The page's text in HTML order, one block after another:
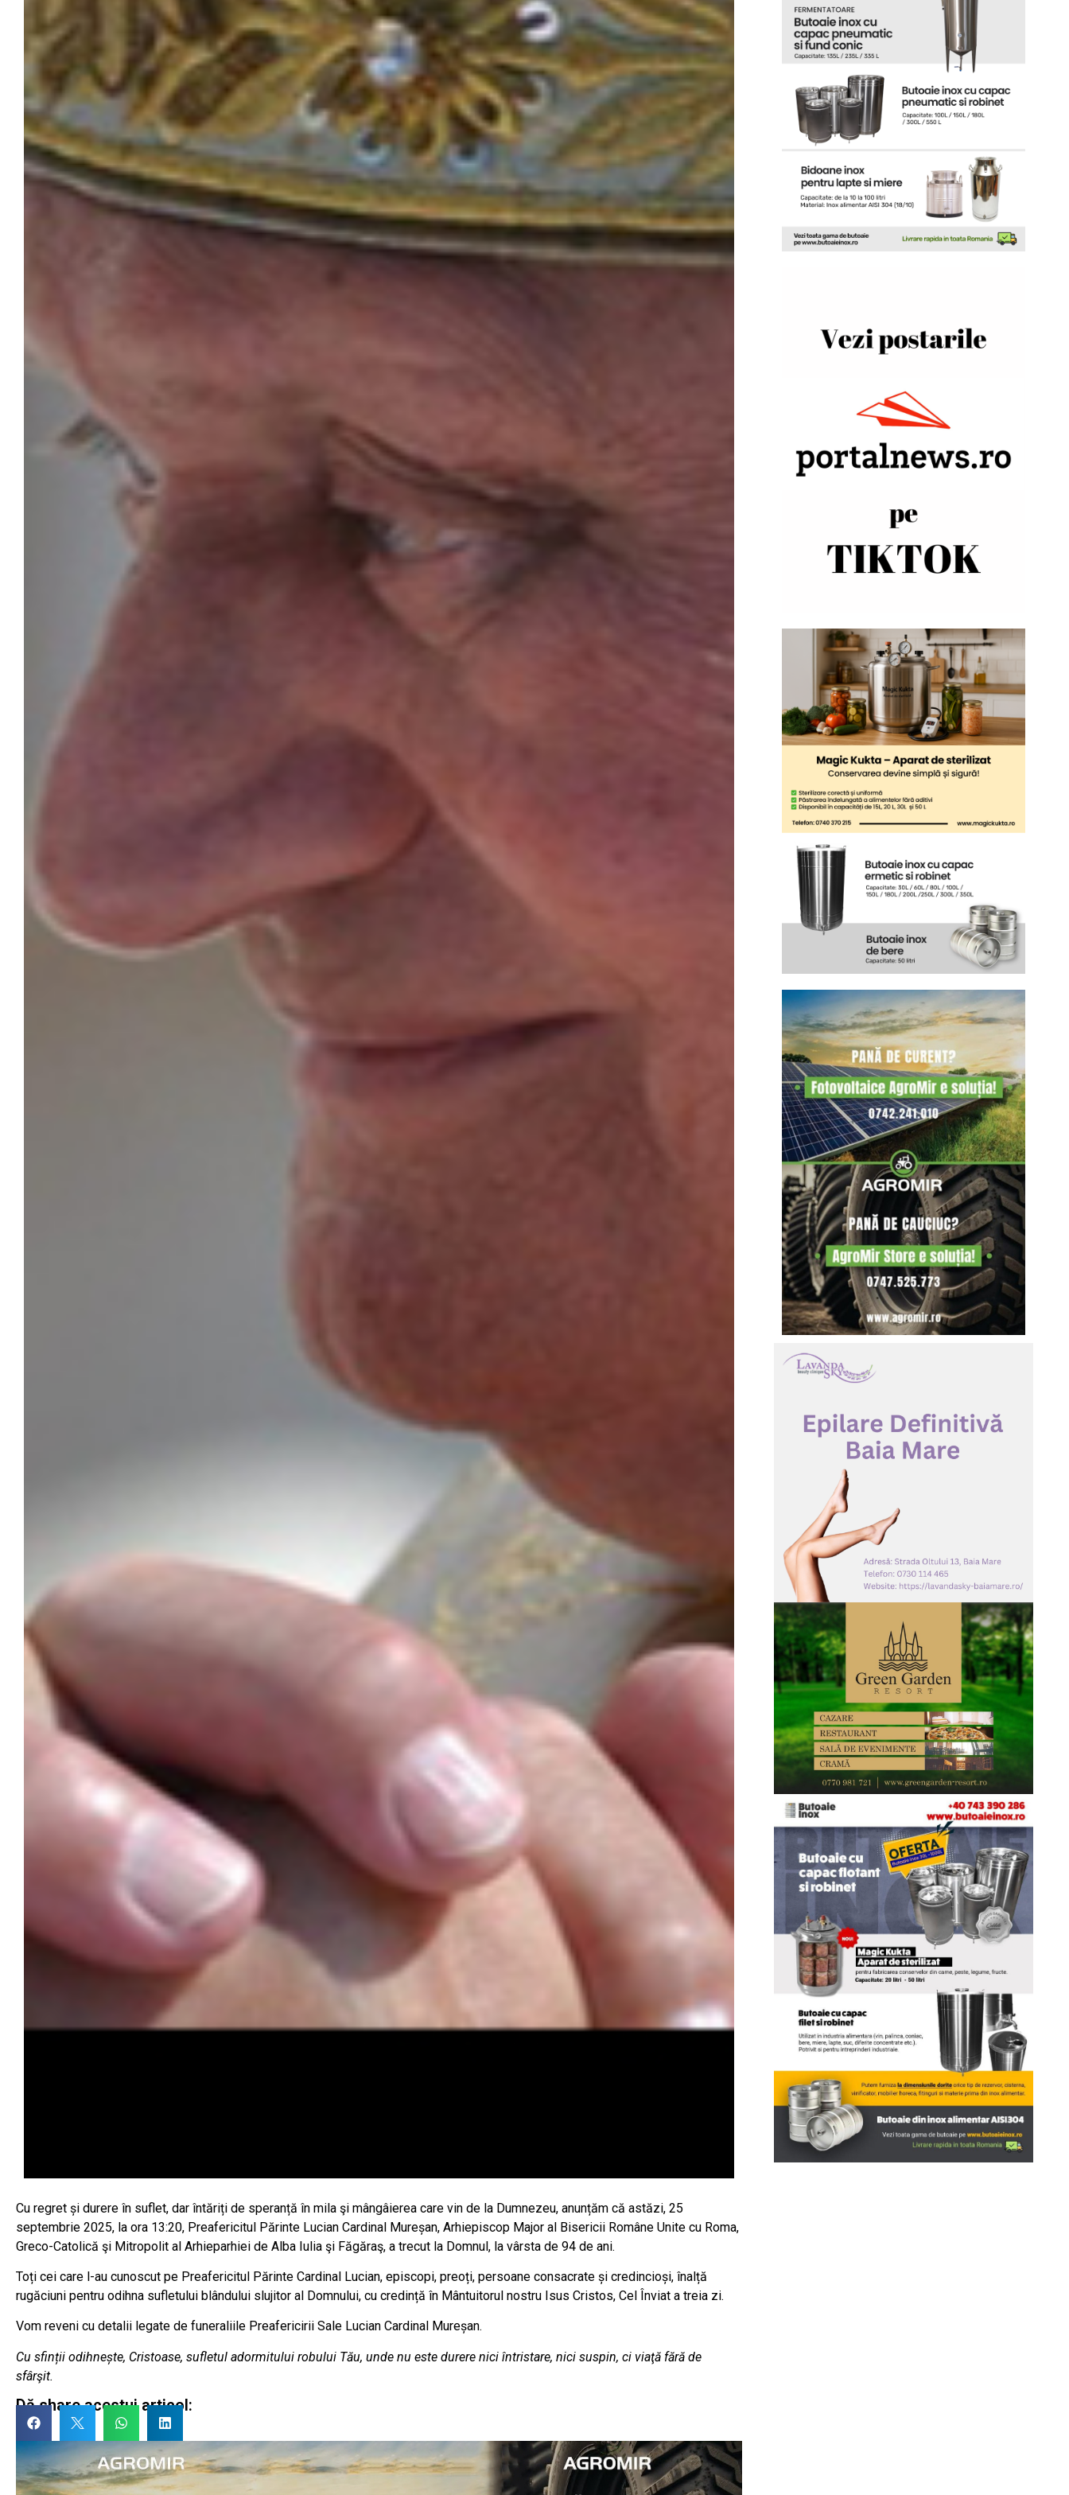
Cu regret și durere în suflet, dar întăriți de speranță în mila şi mângâierea care vin de la Dumnezeu, anunțăm că astăzi, 25
septembrie 2025, la ora 13:20, Preafericitul Părinte Lucian Cardinal Mureșan, Arhiepiscop Major al Bisericii Române Unite cu Roma,
Greco-Catolică şi Mitropolit al Arhieparhiei de Alba Iulia şi Făgăraş, a trecut la Domnul, la vârsta de 94 de ani.
Toți cei care l-au cunoscut pe Preafericitul Părinte Cardinal Lucian, episcopi, preoți, persoane consacrate și credincioși, înalță
rugăciuni pentru odihna sufletului blândului slujitor al Domnului, cu credință în Mântuitorul nostru Isus Cristos, Cel Înviat a treia zi.
Vom reveni cu detalii legate de funeraliile Preafericirii Sale Lucian Cardinal Mureșan.
Cu sfinții odihnește, Cristoase, sufletul adormitului robului Tău, unde nu este durere nici întristare, nici suspin, ci viaţă fără de
sfârşit.
Dă share acestui articol: